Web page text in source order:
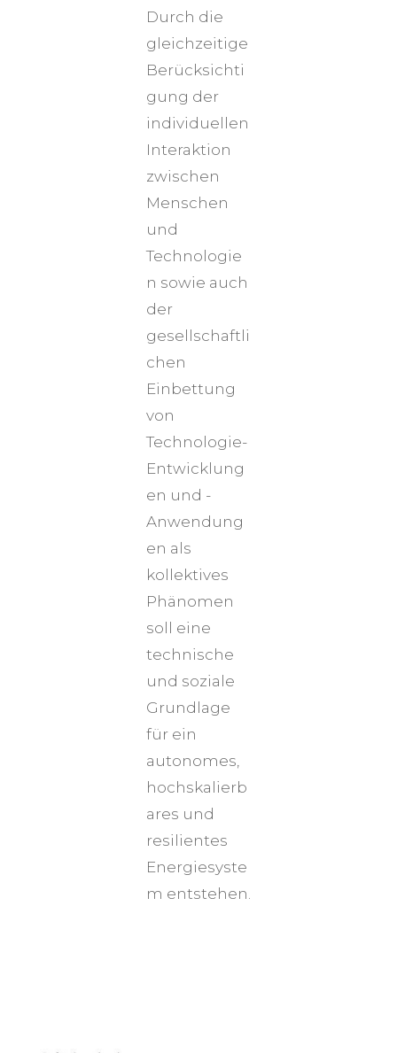
Durch die
gleichzeitige
Berücksichti
gung der
individuellen
Interaktion
zwischen
Menschen
und
Technologie
n sowie auch
der
gesellschaftli
chen
Einbettung
von
Technologie-
Entwicklung
en und -
Anwendung
en als
kollektives
Phänomen
soll eine
technische
und soziale
Grundlage
für ein
autonomes,
hochskalierb
ares und
resilientes
Energiesyste
m entstehen.